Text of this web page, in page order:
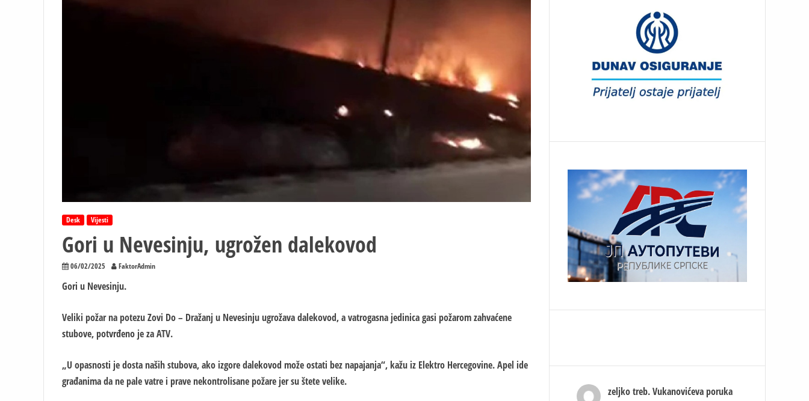
Desk Vijesti
Gori u Nevesinju, ugrožen dalekovod
06/02/2025 FaktorAdmin
Gori u Nevesinju.
Veliki požar na potezu Zovi Do – Dražanj u Nevesinju ugrožava dalekovod, a vatrogasna jedinica gasi požarom zahvaćene
stubove, potvrđeno je za ATV.
„U opasnosti je dosta naših stubova, ako izgore dalekovod može ostati bez napajanja“, kažu iz Еlektro Hercegovine. Apel ide
građanima da ne pale vatre i prave nekontrolisane požare jer su štete velike.
zeljko treb. Vukanovićeva poruka